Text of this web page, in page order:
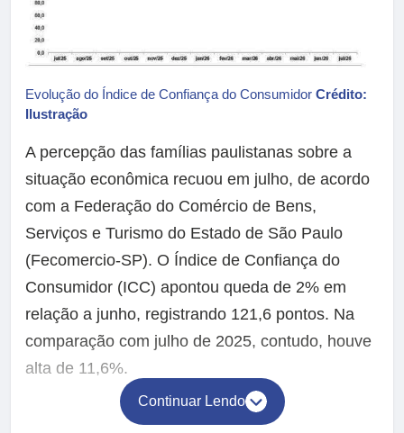
Evolução do Índice de Confiança do Consumidor Crédito:
Ilustração
A percepção das famílias paulistanas sobre a
situação econômica recuou em julho, de acordo
com a Federação do Comércio de Bens,
Serviços e Turismo do Estado de São Paulo
(Fecomercio-SP). O Índice de Confiança do
Consumidor (ICC) apontou queda de 2% em
relação a junho, registrando 121,6 pontos. Na
comparação com julho de 2025, contudo, houve
alta de 11,6%.
Continuar Lendo